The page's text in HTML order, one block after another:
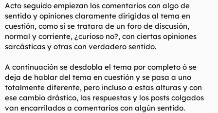
Acto seguido empiezan los comentarios con algo de
sentido y opiniones claramente dirigidas al tema en
cuestión, como si se tratara de un foro de discusión,
normal y corriente, ¿curioso no?, con ciertas opiniones
sarcásticas y otras con verdadero sentido.
A continuación se desdobla el tema por completo ó se
deja de hablar del tema en cuestión y se pasa a uno
totalmente diferente, pero incluso a estas alturas y con
ese cambio drástico, las respuestas y los posts colgados
van encarrilados a comentarios con algún sentido.